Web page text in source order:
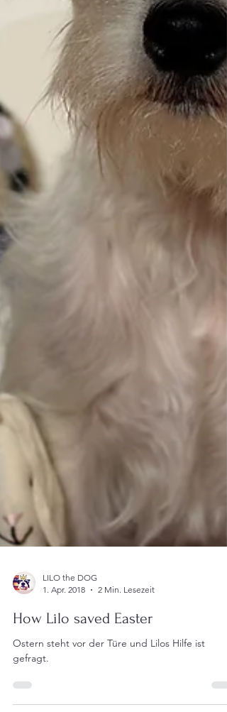
LILO the DOG
How Lilo saved Easter
Ostern steht vor der Türe und Lilos Hilfe ist